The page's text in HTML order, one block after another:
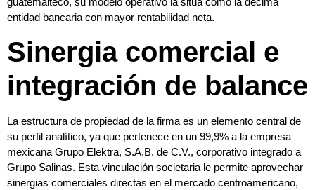
entidad bancaria con mayor rentabilidad neta.
Sinergia comercial e
integración de balance
La estructura de propiedad de la firma es un elemento central de
su perfil analítico, ya que pertenece en un 99,9% a la empresa
mexicana Grupo Elektra, S.A.B. de C.V., corporativo integrado a
Grupo Salinas. Esta vinculación societaria le permite aprovechar
sinergias comerciales directas en el mercado centroamericano,